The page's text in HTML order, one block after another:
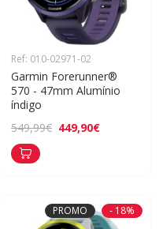
Ref: 010-02971-02
Garmin Forerunner®
570 - 47mm Alumínio
índigo
549,99€ 449,90€
PROMO - 18%